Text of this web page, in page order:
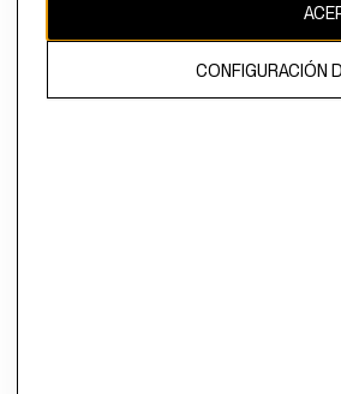
propiedad de H&M Hennes & Mauritz AB.
CONFIGURACIÓN